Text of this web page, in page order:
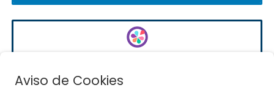
Sorteo del día 10-08-2026
Aviso de Cookies